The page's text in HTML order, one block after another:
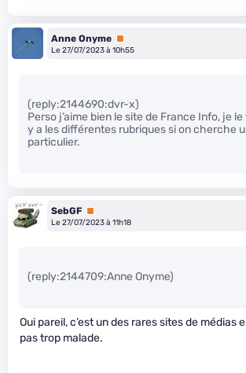
Anne Onyme Premium
Le 27/07/2023 à 10h55
(reply:2144690:dvr-x)
Perso j’aime bien le site de France Info, je
y a les différentes rubriques si on cherche
particulier.
SebGF Premium
Le 27/07/2023 à 11h18
(reply:2144709:Anne Onyme)
Oui pareil, c’est un des rares sites de médias
pas trop malade.